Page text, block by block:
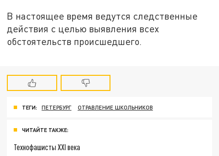
В настоящее время ведутся следственные
действия с целью выявления всех
обстоятельств происшедшего.
ТЕГИ: ПЕТЕРБУРГ ОТРАВЛЕНИЕ ШКОЛЬНИКОВ
ЧИТАЙТЕ ТАКЖЕ:
Технофашисты XXI века